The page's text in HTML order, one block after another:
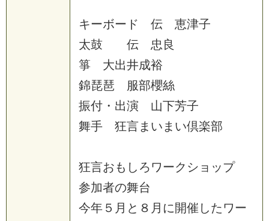
キーボード 伝 恵津子
太鼓 伝 忠良
箏 大出井成裕
錦琵琶 服部櫻絲
振付・出演 山下芳子
舞手 狂言まいまい倶楽部
狂言おもしろワークショップ
参加者の舞台
今年５月と８月に開催したワー